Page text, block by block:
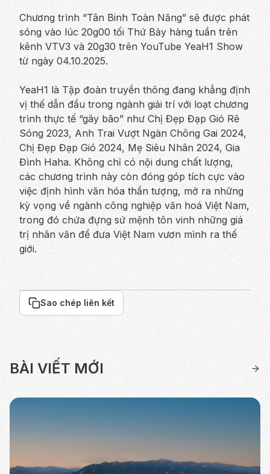
Chương trình “Tân Binh Toàn Năng” sẽ được phát
sóng vào lúc 20g00 tối Thứ Bảy hàng tuần trên
kênh VTV3 và 20g30 trên YouTube YeaH1 Show
từ ngày 04.10.2025.
YeaH1 là Tập đoàn truyền thông đang khẳng định
vị thế dẫn đầu trong ngành giải trí với loạt chương
trình thực tế “gây bão” như Chị Đẹp Đạp Gió Rẽ
Sóng 2023, Anh Trai Vượt Ngàn Chông Gai 2024,
Chị Đẹp Đạp Gió 2024, Mẹ Siêu Nhân 2024, Gia
Đình Haha. Không chỉ có nội dung chất lượng,
các chương trình này còn đóng góp tích cực vào
việc định hình văn hóa thần tượng, mở ra những
kỳ vọng về ngành công nghiệp văn hoá Việt Nam,
trong đó chứa đựng sứ mệnh tôn vinh những giá
trị nhân văn để đưa Việt Nam vươn mình ra thế
giới.
Sao chép liên kết
BÀI VIẾT MỚI